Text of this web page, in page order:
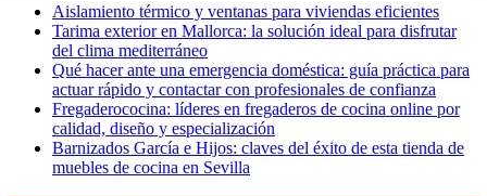
Aislamiento térmico y ventanas para viviendas eficientes
Tarima exterior en Mallorca: la solución ideal para disfrutar
del clima mediterráneo
Qué hacer ante una emergencia doméstica: guía práctica para
actuar rápido y contactar con profesionales de confianza
Fregaderococina: líderes en fregaderos de cocina online por
calidad, diseño y especialización
Barnizados García e Hijos: claves del éxito de esta tienda de
muebles de cocina en Sevilla